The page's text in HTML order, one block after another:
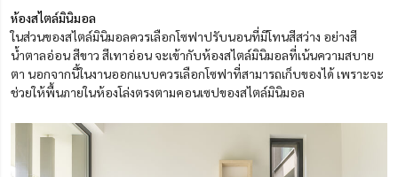
ห้องสไตล์มินิมอล
ในส่วนของสไตล์มินิมอลควรเลือกโซฟาปรับนอนที่มีโทนสีสว่าง อย่างสี
น้ำตาลอ่อน สีขาว สีเทาอ่อน จะเข้ากับห้องสไตล์มินิมอลที่เน้นความสบาย
ตา นอกจากนี้ในงานออกแบบควรเลือกโซฟาที่สามารถเก็บของได้ เพราะจะ
ช่วยให้พื้นภายในห้องโล่งตรงตามคอนเซปของสไตล์มินิมอล